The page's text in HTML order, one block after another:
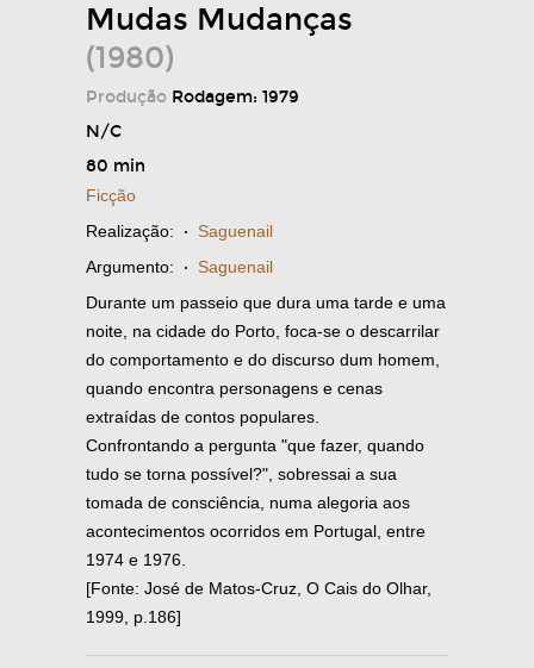
Mudas Mudanças
(1980)
Produção Rodagem: 1979
N/C
80 min
Ficção
Realização: · Saguenail
Argumento: · Saguenail
Durante um passeio que dura uma tarde e uma
noite, na cidade do Porto, foca-se o descarrilar
do comportamento e do discurso dum homem,
quando encontra personagens e cenas
extraídas de contos populares.
Confrontando a pergunta "que fazer, quando
tudo se torna possível?", sobressai a sua
tomada de consciência, numa alegoria aos
acontecimentos ocorridos em Portugal, entre
1974 e 1976.
[Fonte: José de Matos-Cruz, O Cais do Olhar,
1999, p.186]